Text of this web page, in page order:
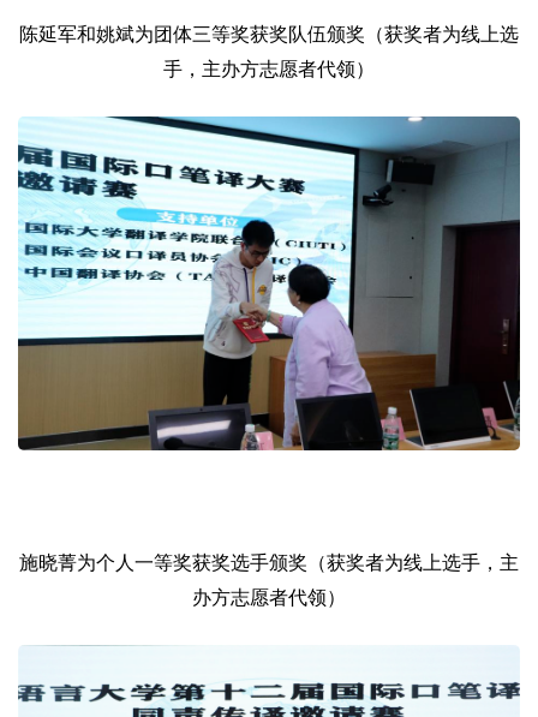
陈延军和姚斌为团体三等奖获奖队伍颁奖（获奖者为线上选
手，主办方志愿者代领）
施晓菁为个人一等奖获奖选手颁奖（获奖者为线上选手，主
办方志愿者代领）